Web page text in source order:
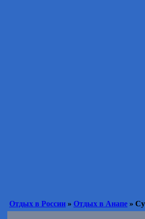
Отдых в России » Отдых в Анапе »